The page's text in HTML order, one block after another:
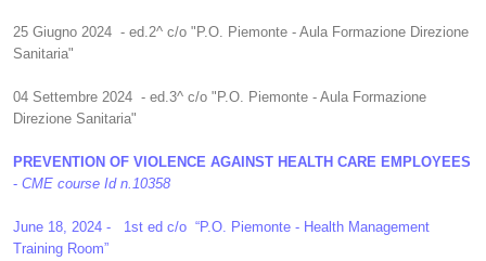
25 Giugno 2024 - ed.2^ c/o "P.O. Piemonte - Aula Formazione Direzione
Sanitaria"
04 Settembre 2024 - ed.3^ c/o "P.O. Piemonte - Aula Formazione
Direzione Sanitaria"
PREVENTION OF VIOLENCE AGAINST HEALTH CARE EMPLOYEES
- CME course Id n.10358
June 18, 2024 - 1st ed c/o “P.O. Piemonte - Health Management
Training Room”